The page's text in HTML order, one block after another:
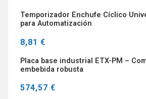
Temporizador Enchufe Cíclico
para Automatización
8,81 €
Placa base industrial ETX-PM –
embebida robusta
574,57 €